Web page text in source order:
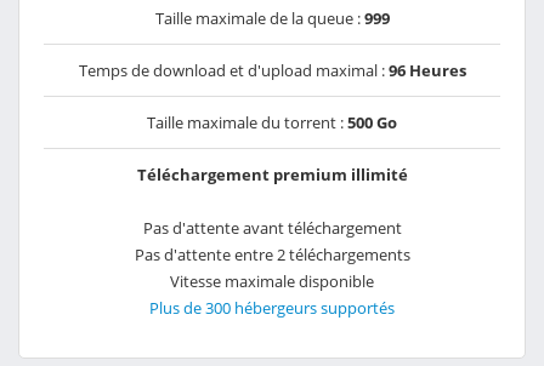
Taille maximale de la queue :999
Temps de download et d'upload maximal :96 Heures
Taille maximale du torrent :500 Go
Téléchargement premium illimité
Pas d'attente avant téléchargement
Pas d'attente entre 2 téléchargements
Vitesse maximale disponible
Plus de 300 hébergeurs supportés